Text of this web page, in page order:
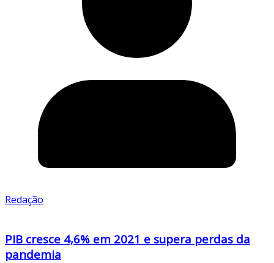
Redação
PIB cresce 4,6% em 2021 e supera perdas da
pandemia